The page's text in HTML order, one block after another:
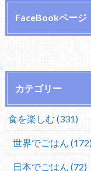
FaceBookページ
カテゴリー
食を楽しむ (331)
世界でごはん
日本でごはん (72)